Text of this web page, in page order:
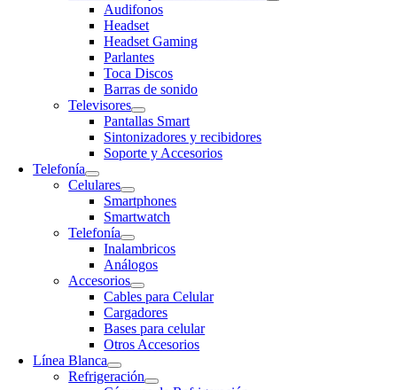
Audifonos
Headset
Headset Gaming
Parlantes
Toca Discos
Barras de sonido
Televisores
Pantallas Smart
Sintonizadores y recibidores
Soporte y Accesorios
Telefonía
Celulares
Smartphones
Smartwatch
Telefonía
Inalambricos
Análogos
Accesorios
Cables para Celular
Cargadores
Bases para celular
Otros Accesorios
Línea Blanca
Refrigeración